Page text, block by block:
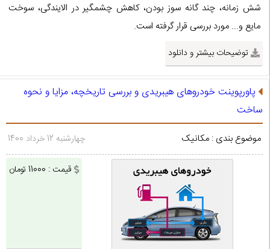
شش زمانه، چند گانه سوز بودن، کاهش چشمگیر در الایندگی، سوخت
مایع و... مورد بررسی قرار گرفته است.
توضیحات بیشتر و دانلود
پاورپوینت خودروهای هیبریدی و بررسی تاریخچه، مزایا و نحوه
ساخت
موضوع بندی : مکانیک چهارشنبه 12 خرداد 1400
قیمت : 11000 تومان